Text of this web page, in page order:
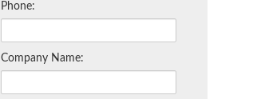
Phone:
Company Name: